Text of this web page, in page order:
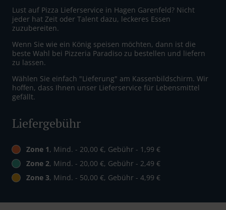
Lust auf Pizza Lieferservice in Hagen Garenfeld? Nicht
jeder hat Zeit oder Talent dazu, leckeres Essen
zuzubereiten.
Wenn Sie wie ein König speisen möchten, dann ist die
beste Wahl bei Pizzeria Paradiso zu bestellen und liefern
zu lassen.
Wählen Sie einfach "Lieferung" am Kassenbildschirm. Wir
hoffen, dass Ihnen unser Lieferservice für Lebensmittel
gefällt.
Liefergebühr
Zone 1, Mind. - 20,00 €, Gebühr - 1,99 €
Zone 2, Mind. - 20,00 €, Gebühr - 2,49 €
Zone 3, Mind. - 50,00 €, Gebühr - 4,99 €